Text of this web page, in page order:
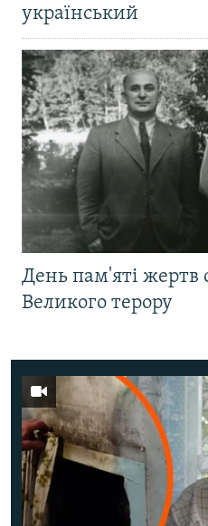
український
День пам'яті жертв
Великого терору